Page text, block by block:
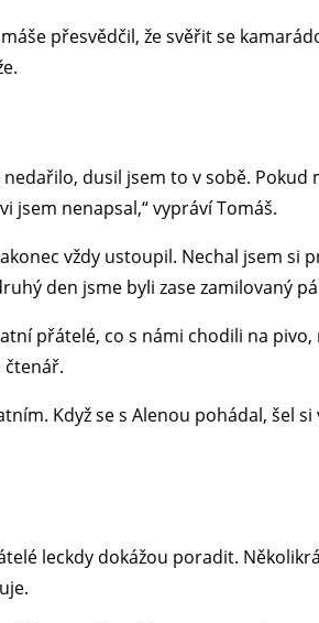
přesvědčil, že svěřit se
nedařilo, dusil jsem to v sobě.
jsem nenapsal,“ vypráví Tomáš.
vždy ustoupil. Nechal jsem si
den jsme byli zase zamilovaný
přátelé, co s námi chodili na
čtenář.
Když se s Alenou pohádal, šel
leckdy dokážou poradit.